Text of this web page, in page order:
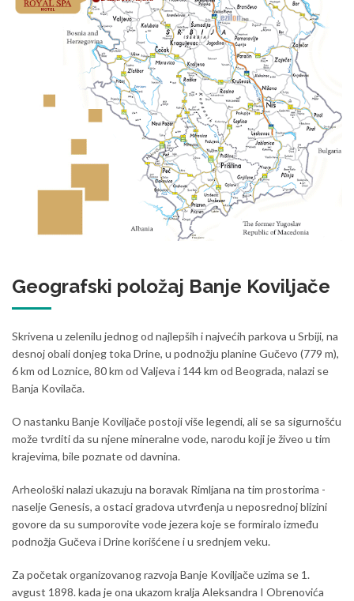
Geografski položaj Banje Koviljače
Skrivena u zelenilu jednog od najlepših i najvećih parkova u Srbiji, na
desnoj obali donjeg toka Drine, u podnožju planine Gučevo (779 m),
6 km od Loznice, 80 km od Valjeva i 144 km od Beograda, nalazi se
Banja Kovilača.
O nastanku Banje Koviljače postoji više legendi, ali se sa sigurnošću
može tvrditi da su njene mineralne vode, narodu koji je živeo u tim
krajevima, bile poznate od davnina.
Arheološki nalazi ukazuju na boravak Rimljana na tim prostorima -
naselje Genesis, a ostaci gradova utvrđenja u neposrednoj blizini
govore da su sumporovite vode jezera koje se formiralo između
podnožja Gučeva i Drine korišćene i u srednjem veku.
Za početak organizovanog razvoja Banje Koviljače uzima se 1.
avgust 1898. kada je ona ukazom kralja Aleksandra I Obrenovića